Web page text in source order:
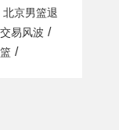
北京男篮退
易风波 /
/